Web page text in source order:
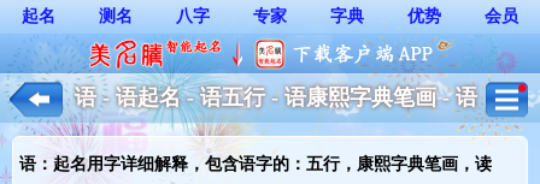
起名 测名 八字 专家 字典 优势 会员
语 - 语起名 - 语五行 - 语康熙字典笔画 - 语
起名用字解释 - 女孩起名
语：起名用字详细解释，包含语字的：五行，康熙字典笔画，读